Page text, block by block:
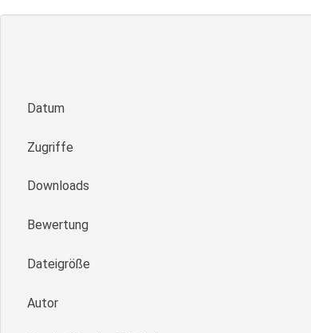
Datum
Zugriffe
Downloads
Bewertung
Dateigröße
Autor